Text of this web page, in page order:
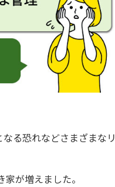
る恐れなどさまざまなリ
が増えました。